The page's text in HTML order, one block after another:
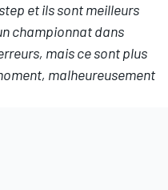
et ils sont meilleurs
championnat dans
mais ce sont plus
malheureusement